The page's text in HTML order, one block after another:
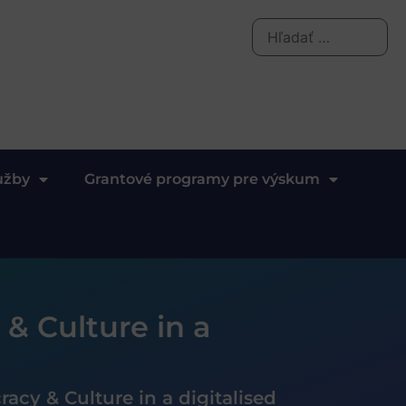
Grantové programy pre výskum
Culture in a
& Culture in a digitalised